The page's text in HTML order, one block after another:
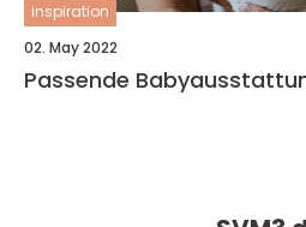
inspiration
02. May 2022
Passende